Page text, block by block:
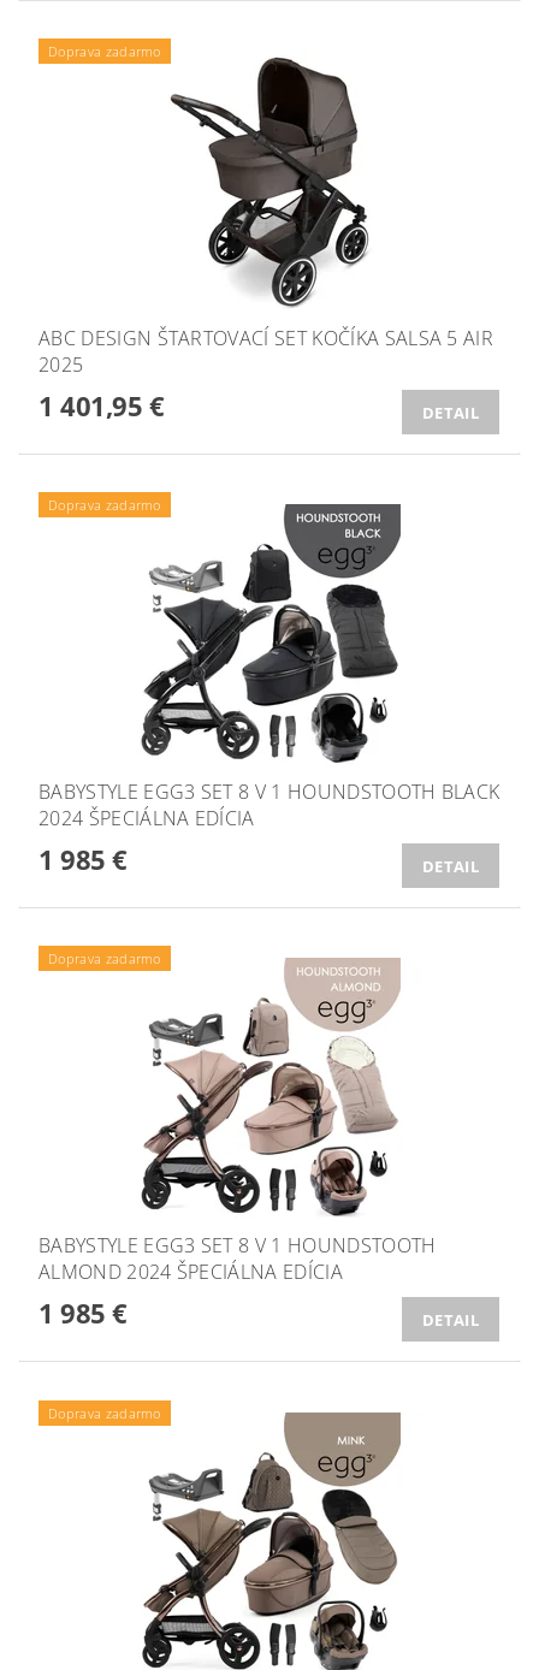
Doprava zadarmo
ABC DESIGN ŠTARTOVACÍ SET KOČÍKA SALSA 5 AIR
2025
1 401,95 € DETAIL
Doprava zadarmo
BABYSTYLE EGG3 SET 8 V 1 HOUNDSTOOTH BLACK
2024 ŠPECIÁLNA EDÍCIA
1 985 € DETAIL
Doprava zadarmo
BABYSTYLE EGG3 SET 8 V 1 HOUNDSTOOTH
ALMOND 2024 ŠPECIÁLNA EDÍCIA
1 985 € DETAIL
Doprava zadarmo